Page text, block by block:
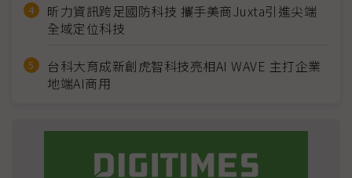
昕力資訊跨足國防科技 攜手美商Juxta引進尖端
全域定位科技
台科大育成新創虎智科技亮相AI WAVE 主打企業
地端AI商用